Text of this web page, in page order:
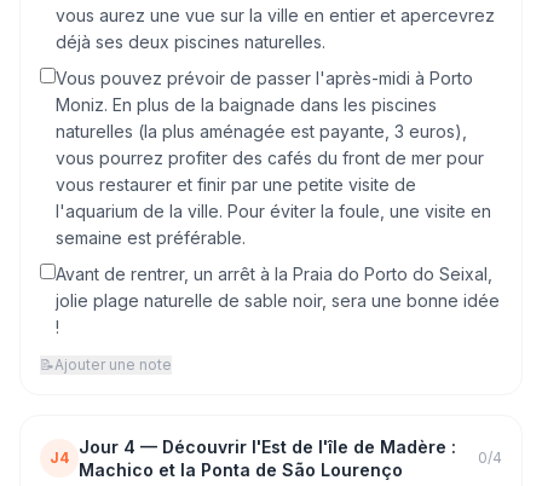
vous aurez une vue sur la ville en entier et apercevrez
déjà ses deux piscines naturelles.
Vous pouvez prévoir de passer l'après-midi à Porto
Moniz. En plus de la baignade dans les piscines
naturelles (la plus aménagée est payante, 3 euros),
vous pourrez profiter des cafés du front de mer pour
vous restaurer et finir par une petite visite de
l'aquarium de la ville. Pour éviter la foule, une visite en
semaine est préférable.
Avant de rentrer, un arrêt à la Praia do Porto do Seixal,
jolie plage naturelle de sable noir, sera une bonne idée
!
📝Ajouter une note
J4
Jour 4 — Découvrir l'Est de l'île de Madère :
Machico et la Ponta de São Lourenço
0/4